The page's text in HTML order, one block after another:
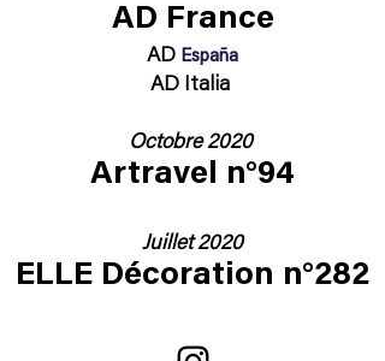
AD France
AD España
AD Italia
Octobre 2020
Artravel n°94
Juillet 2020
ELLE Décoration n°282